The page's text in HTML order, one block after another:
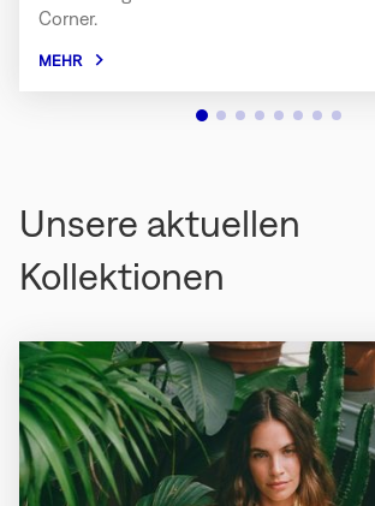
Corner.
MEHR
Unsere aktuellen
Kollektionen